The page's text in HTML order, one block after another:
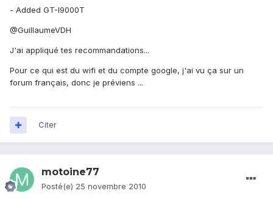
- Added GT-I9000T
@GuillaumeVDH
J'ai appliqué tes recommandations...
Pour ce qui est du wifi et du compte google, j'ai vu ça sur un
forum français, donc je préviens ...
Citer
motoine77
Posté(e) 25 novembre 2010